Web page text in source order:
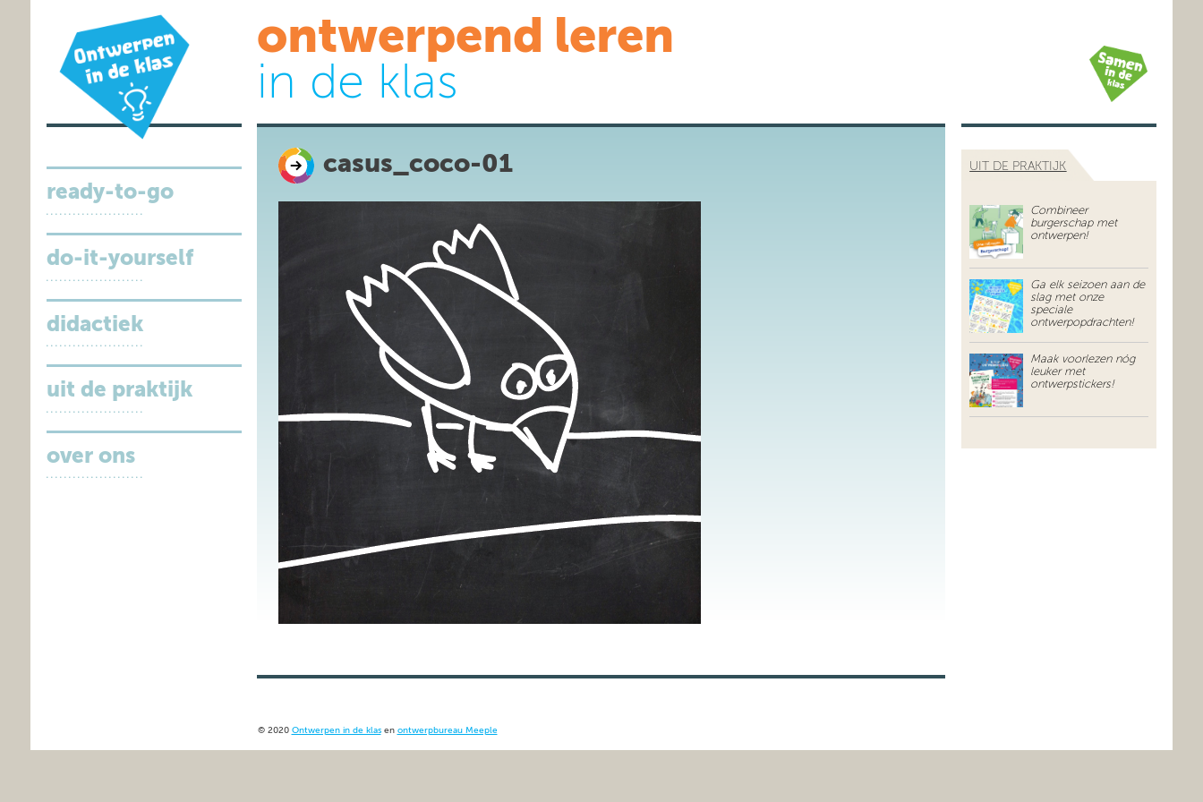
ontwerpend leren
in de klas
ready-to-go
do-it-yourself
didactiek
uit de praktijk
over ons
casus_coco-01 UIT DE PRAKTIJK
Combineer
burgerschap met
ontwerpen!
Ga elk seizoen aan de
slag met onze
speciale
ontwerpopdrachten!
Maak voorlezen nóg
leuker met
ontwerpstickers!
© 2020 Ontwerpen in de klasen ontwerpbureau Meeple